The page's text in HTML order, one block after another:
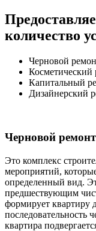
количество
Черновой
Косметический
Капитальный
Дизайнерский
Черновой ремонт
Это комплекс
мероприятий,
определенный вид.
предшествующим
формирует квартиру
последовательность
квартира